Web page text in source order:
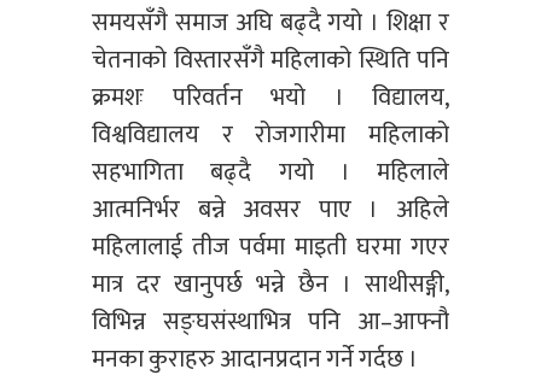
समयसँगै समाज अघि बढ्दै गयो । शिक्षा र
चेतनाको विस्तारसँगै महिलाको स्थिति पनि
क्रमशः परिवर्तन भयो । विद्यालय,
विश्वविद्यालय र रोजगारीमा महिलाको
सहभागिता बढ्दै गयो । महिलाले
आत्मनिर्भर बन्ने अवसर पाए । अहिले
महिलालाई तीज पर्वमा माइती घरमा गएर
मात्र दर खानुपर्छ भन्ने छैन । साथीसङ्गी,
विभिन्न सङ्घसंस्थाभित्र पनि आ–आफ्नौ
मनका कुराहरु आदानप्रदान गर्ने गर्दछ ।